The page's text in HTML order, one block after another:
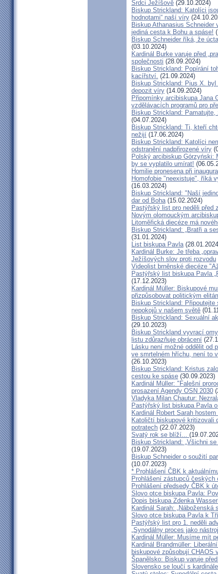
Srdci Ježíšově (29.10.2024)
Biskup Strickland: Katolíci
hodnotami“ naší víry
Biskup Athanasius
jediná cesta k Bohu a spáse!
Biskup Schneider říká, že
(03.10.2024)
Kardinál Burke varuje před
společnosti (28.09.2024)
Biskup Strickland: Popírání
kacířství. (21.09.2024)
Biskup Strickland: Pius X.
depozit víry (14.09.2024)
Připomínky arcibiskupa Jana
vzdělávacích programů pro
Biskup Strickland:
(04.07.2024)
Biskup Strickland: Ti, kteří
nežijí (17.06.2024)
Biskup Strickland: Katolíci
odstranění nadpřirozené víry
Polský arcibiskup Górzyński:
by se vyplatilo umírat!
Homilie pronesena při
Homofobie "neexistuje", říká
(16.03.2024)
Biskup Strickland: "Naší
dar od Boha(15.02.2024)
Pastýřský list pro neděli před
Novým olomouckým
Litoměřická diecéze má
Biskup Strickland: „Bratři a
(31.01.2024)
List biskupa Pavla
Kardinál Burke: Je třeba
Ježíšových slov proti rozvodu
Videolist brněnské diecéze
Pastýřský list biskupa Pavla
(17.12.2023)
Kardinál Müller: Biskupové
přizpůsobovat politickým
Biskup Strickland:
nepokojů v našem světě
Biskup Strickland: Sexuální
(29.10.2023)
Biskup Strickland vyvrací
listu zdůrazňuje obrácení
Lásku není možné oddělit od
ve smrtelném hříchu, není to
(26.10.2023)
Biskup Strickland: Kristus
cestou ke spáse (30.09.2023)
Kardinál Müller: "Falešní
prosazení Agendy OSN 2030
Vladyka Milan Chautur:
Pastýřský list biskupa Pavla
Kardinál Robert Sarah
Katoličtí biskupové kritizovali
potratech (22.07.2023)
Svatý rok se blíží...
Biskup Strickland: „Všichni
(19.07.2023)
Biskup Schneider o soužití
(10.07.2023)
* Prohlášení ČBK k
Prohlášení zástupců
Prohlášení předsedy ČBK k
Slovo otce biskupa Pavla:
Dopis biskupa Zdenka
Kardinál Sarah: „Náboženská
Slovo otce biskupa Pavla k
Pastýřský list pro 1. neděli
„Synodálny proces jako
Kardinál Müller: Musíme mít
Kardinál Brandmüller:
biskupové způsobují CHAOS
Španělsko: Biskup varuje
Slovensko se loučí s